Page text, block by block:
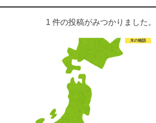
1 件の投稿がみつかりました。
木の物語